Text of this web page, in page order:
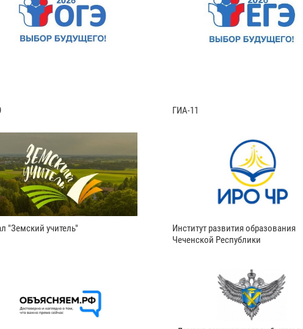
ГИА-11
"Земский учитель"
Институт развития образования
Чеченской Республики